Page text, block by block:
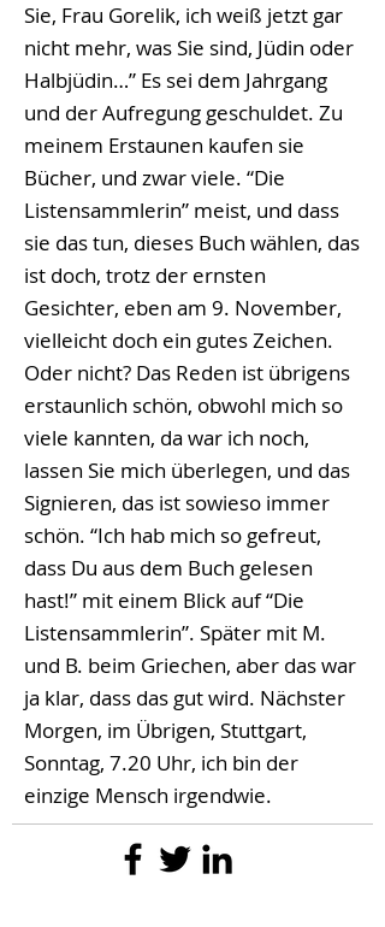
Sie, Frau Gorelik, ich weiß jetzt gar
nicht mehr, was Sie sind, Jüdin oder
Halbjüdin…” Es sei dem Jahrgang
und der Aufregung geschuldet. Zu
meinem Erstaunen kaufen sie
Bücher, und zwar viele. “Die
Listensammlerin” meist, und dass
sie das tun, dieses Buch wählen, das
ist doch, trotz der ernsten
Gesichter, eben am 9. November,
vielleicht doch ein gutes Zeichen.
Oder nicht? Das Reden ist übrigens
erstaunlich schön, obwohl mich so
viele kannten, da war ich noch,
lassen Sie mich überlegen, und das
Signieren, das ist sowieso immer
schön. “Ich hab mich so gefreut,
dass Du aus dem Buch gelesen
hast!” mit einem Blick auf “Die
Listensammlerin”. Später mit M.
und B. beim Griechen, aber das war
ja klar, dass das gut wird. Nächster
Morgen, im Übrigen, Stuttgart,
Sonntag, 7.20 Uhr, ich bin der
einzige Mensch irgendwie.